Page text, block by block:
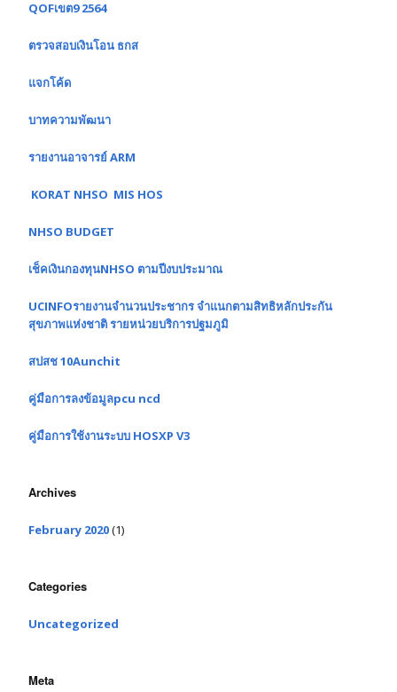
QOFเขต9 2564
ตรวจสอบเงินโอน ธกส
แจกโค้ด
บาทความพัฒนา
รายงานอาจารย์ ARM
KORAT NHSO MIS HOS
NHSO BUDGET
เช็คเงินกองทุนNHSO ตามปีงบประมาณ
UCINFOรายงานจำนวนประชากร จำแนกตามสิทธิหลักประกัน
สุขภาพแห่งชาติ รายหน่วยบริการปฐมภูมิ
สปสช 10Aunchit
คู่มือการลงข้อมูลpcu ncd
คู่มือการใช้งานระบบ HOSXP V3
Archives
February 2020(1)
Categories
Uncategorized
Meta